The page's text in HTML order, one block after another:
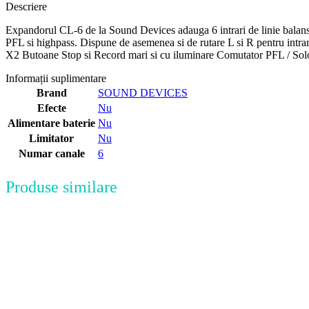
Descriere
Expandorul CL-6 de la Sound Devices adauga 6 intrari de linie
PFL si highpass. Dispune de asemenea si de rutare L si R pentru
X2 Butoane Stop si Record mari si cu iluminare Comutator PFL /
Informații suplimentare
Brand
SOUND DEVICES
Efecte
Nu
Alimentare baterie Nu
Limitator
Nu
Numar canale
6
Produse similare